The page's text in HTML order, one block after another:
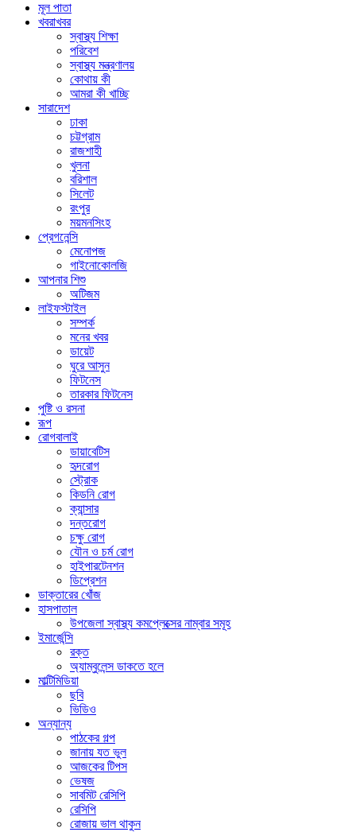
মূল পাতা
খবরাখবর
স্বাস্থ্য শিক্ষা
পরিবেশ
স্বাস্থ্য মন্ত্রণালয়
কোথায় কী
আমরা কী খাচ্ছি
সারাদেশ
ঢাকা
চট্টগ্রাম
রাজশাহী
খুলনা
বরিশাল
সিলেট
রংপুর
ময়মনসিংহ
প্রেগনেন্সি
মেনোপজ
গাইনোকোলজি
আপনার শিশু
অটিজম
লাইফস্টাইল
সম্পর্ক
মনের খবর
ডায়েট
ঘুরে আসুন
ফিটনেস
তারকার ফিটনেস
পুষ্টি ও রসনা
রূপ
রোগবালাই
ডায়াবেটিস
হৃদরোগ
স্ট্রোক
কিডনি রোগ
ক্যান্সার
দন্তরোগ
চক্ষু রোগ
যৌন ও চর্ম রোগ
হাইপারটেনশন
ডিপ্রেশন
ডাক্তারের খোঁজ
হাসপাতাল
উপজেলা স্বাস্থ্য কমপ্লেক্সের নাম্বার সমূহ
ইমার্জেন্সি
রক্ত
অ্যাম্বুলেন্স ডাকতে হলে
মাল্টিমিডিয়া
ছবি
ভিডিও
অন্যান্য
পাঠকের গল্প
জানায় যত ভুল
আজকের টিপস
ভেষজ
সাবমিট রেসিপি
রেসিপি
রোজায় ভাল থাকুন